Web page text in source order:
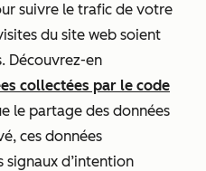
suivre le trafic de votre
du site web soient
Découvrez-en
collectées par le code
le partage des données
ces données
d’intention